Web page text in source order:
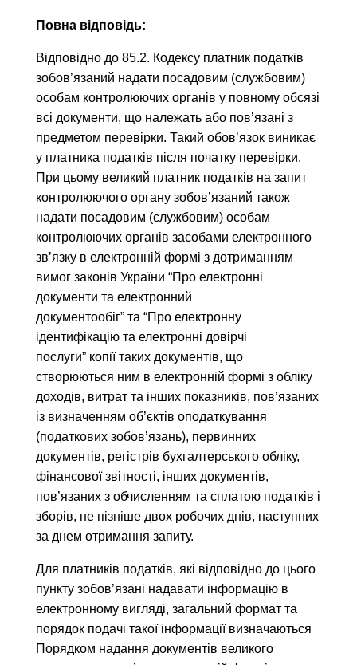
Повна відповідь:
Відповідно до 85.2. Кодексу платник податків
зобов’язаний надати посадовим (службовим)
особам контролюючих органів у повному обсязі
всі документи, що належать або пов’язані з
предметом перевірки. Такий обов’язок виникає
у платника податків після початку перевірки.
При цьому великий платник податків на запит
контролюючого органу зобов’язаний також
надати посадовим (службовим) особам
контролюючих органів засобами електронного
зв’язку в електронній формі з дотриманням
вимог законів України “Про електронні
документи та електронний
документообіг” та “Про електронну
ідентифікацію та електронні довірчі
послуги” копії таких документів, що
створюються ним в електронній формі з обліку
доходів, витрат та інших показників, пов’язаних
із визначенням об’єктів оподаткування
(податкових зобов’язань), первинних
документів, регістрів бухгалтерського обліку,
фінансової звітності, інших документів,
пов’язаних з обчисленням та сплатою податків і
зборів, не пізніше двох робочих днів, наступних
за днем отримання запиту.
Для платників податків, які відповідно до цього
пункту зобов’язані надавати інформацію в
електронному вигляді, загальний формат та
порядок подачі такої інформації визначаються
Порядком надання документів великого